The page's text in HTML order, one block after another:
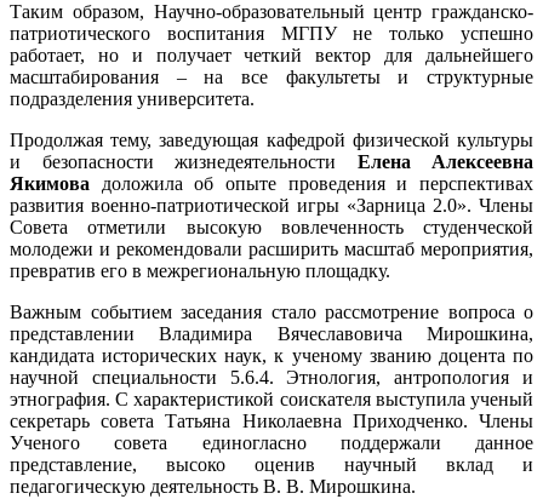
Таким образом, Научно-образовательный центр гражданско-
патриотического воспитания МГПУ не только успешно
работает, но и получает четкий вектор для дальнейшего
масштабирования – на все факультеты и структурные
подразделения университета.
Продолжая тему, заведующая кафедрой физической культуры
и безопасности жизнедеятельности Елена Алексеевна
Якимова доложила об опыте проведения и перспективах
развития военно-патриотической игры «Зарница 2.0». Члены
Совета отметили высокую вовлеченность студенческой
молодежи и рекомендовали расширить масштаб мероприятия,
превратив его в межрегиональную площадку.
Важным событием заседания стало рассмотрение вопроса о
представлении Владимира Вячеславовича Мирошкина,
кандидата исторических наук, к ученому званию доцента по
научной специальности 5.6.4. Этнология, антропология и
этнография. С характеристикой соискателя выступила ученый
секретарь совета Татьяна Николаевна Приходченко. Члены
Ученого совета единогласно поддержали данное
представление, высоко оценив научный вклад и
педагогическую деятельность В. В. Мирошкина.